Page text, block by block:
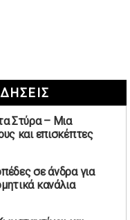
Στύρα – Μια
και επισκέπτες
σε άνδρα για
κανάλια